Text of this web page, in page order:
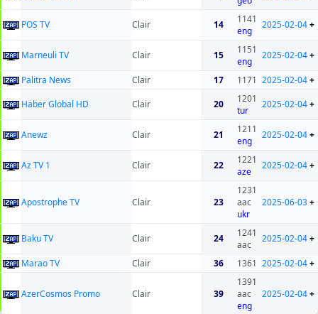
POS TV Clair 14
1141
eng
2025-02-04+
Marneuli TV Clair 15
1151
eng
2025-02-04+
Palitra News Clair 17 1171 2025-02-04+
Haber Global HD
Clair 20
1201
tur
2025-02-04+
Anewz Clair 21
1211
eng
2025-02-04+
Az TV 1 Clair 22
1221
aze
2025-02-04+
Apostrophe TV Clair 23
1231
aac
ukr
2025-06-03+
Baku TV Clair 24
1241
aac
2025-02-04+
Marao TV Clair 36 1361 2025-02-04+
AzerCosmos Promo Clair 39
1391
aac
eng
2025-02-04+